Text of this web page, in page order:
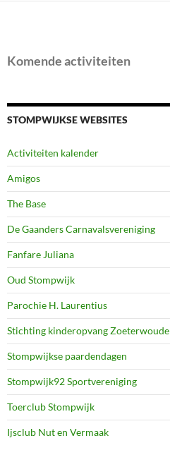
Komende activiteiten
STOMPWIJKSE WEBSITES
Activiteiten kalender
Amigos
The Base
De Gaanders Carnavalsvereniging
Fanfare Juliana
Oud Stompwijk
Parochie H. Laurentius
Stichting kinderopvang Zoeterwoude
Stompwijkse paardendagen
Stompwijk92 Sportvereniging
Toerclub Stompwijk
Ijsclub Nut en Vermaak